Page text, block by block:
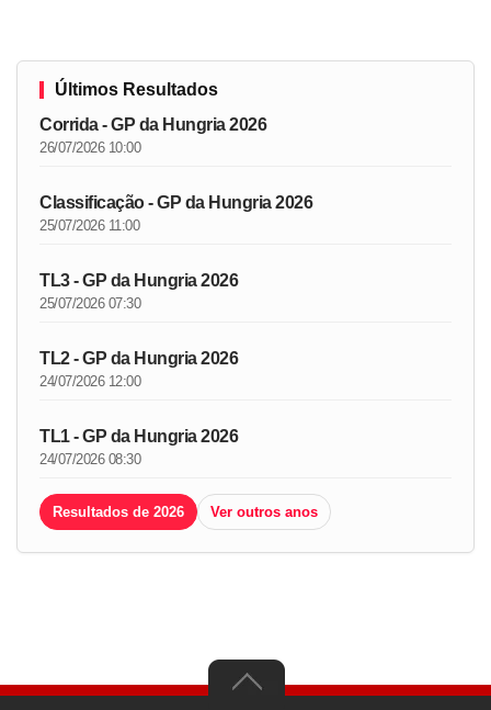
Últimos Resultados
Corrida - GP da Hungria 2026
26/07/2026 10:00
Classificação - GP da Hungria 2026
25/07/2026 11:00
TL3 - GP da Hungria 2026
25/07/2026 07:30
TL2 - GP da Hungria 2026
24/07/2026 12:00
TL1 - GP da Hungria 2026
24/07/2026 08:30
Resultados de 2026 Ver outros anos